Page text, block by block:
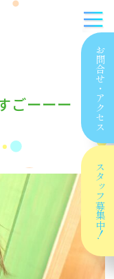
お問合せ
・
アクセス
スタッフ
募集中！
ごーーー